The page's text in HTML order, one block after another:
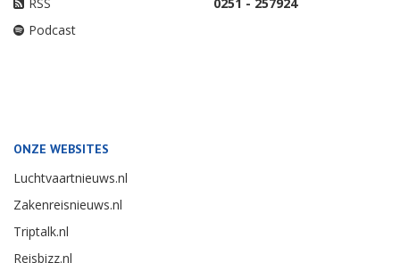
Podcast
ONZE WEBSITES
Luchtvaartnieuws.nl
Zakenreisnieuws.nl
Triptalk.nl
Reisbizz.nl